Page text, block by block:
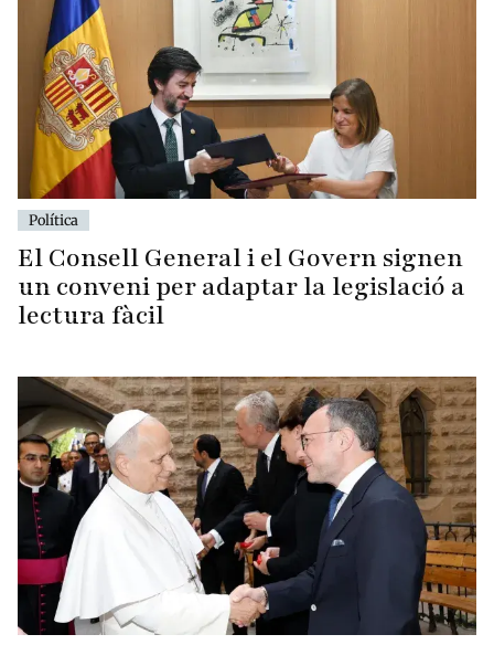
Política
El Consell General i el Govern signen
un conveni per adaptar la legislació a
lectura fàcil